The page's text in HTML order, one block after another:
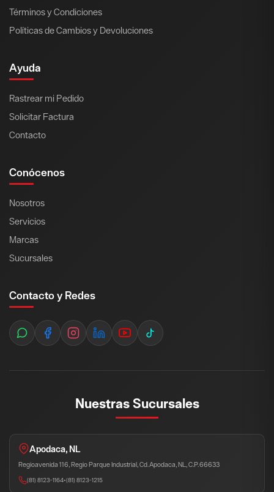
Términos y Condiciones
Políticas de Cambios y Devoluciones
Ayuda
Rastrear mi Pedido
Solicitar Factura
Contacto
Conócenos
Nosotros
Servicios
Marcas
Sucursales
Contacto y Redes
Nuestras Sucursales
Apodaca, NL
Regioavenida 116, Regio Parque Industrial, Cd. Apodaca, NL, C.P. 66633
(81) 8123-1164•(81) 8123-1215